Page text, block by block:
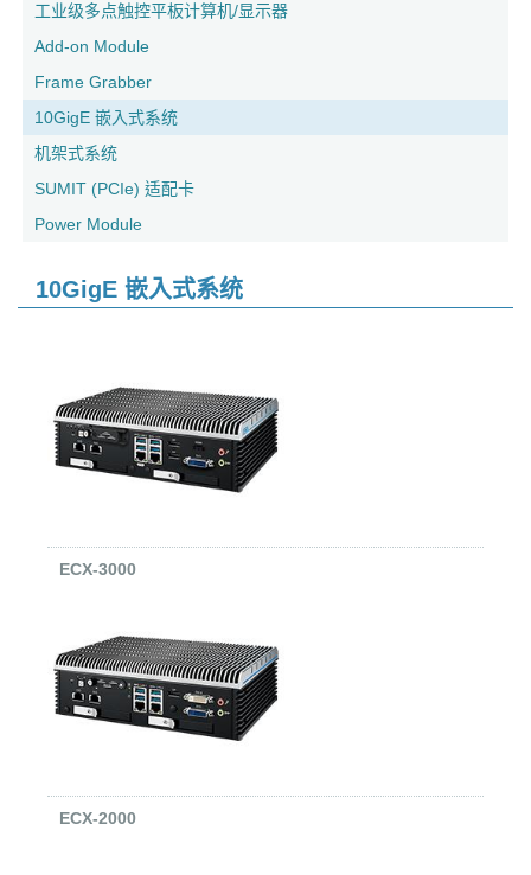
工业级多点触控平板计算机/显示器
Add-on Module
Frame Grabber
10GigE 嵌入式系统
机架式系统
SUMIT (PCIe) 适配卡
Power Module
10GigE 嵌入式系统
ECX-3000
ECX-2000